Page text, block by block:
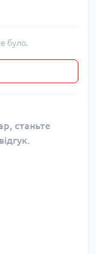
було.
станьте